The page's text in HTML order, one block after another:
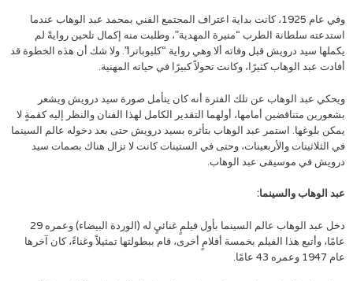
وفي عام 1925، كانت بداية اعتراف المجتمع الفني بمحمد عبد الوهاب عندما
استدعته سلطانة الطرب “منيرة المهدية”، وطلبت منه إكمال تلحين روايةً لم
يكملها سيد درويش قبل وفاته ألا وهي رواية “كليوباترا”. ولا شك أن هذه الخطوة قد
أفادت عبد الوهاب كثيرًا، وكانت تحولاً كبيرًا في حياته المهنية.
ويحكي عبد الوهاب عن تلك الفترة أنه كان يتأمل صورة سيد درويش ويشعر
بشعورين متناقضين أمامها، أولهما التقدير الكامل لهذا الفنان والنظر إليه كقمةٍ لا
يمكن بلوغها. استمر عبد الوهاب بتأثره بسيد درويش حتى بعد دخوله عالم السينما
في الثلاثينات والأربعينات، وحتى في الستينات كانت لا تزال هناك بصمات سيد
درويش في موسيقى عبد الوهاب.
عبد الوهاب والسينما:
دخل عبد الوهاب عالم السينما بأول فيلمٍ غنائيٍ له (الوردة البيضاء) وعمره 29
عامًا، وأتبع هذا الفيلم بخمسة أفلامٍ أخرى، قام ببطولتها تمثيلاً وغناءً، كان آخرها
عام 1947 وعمره 43 عامًا.